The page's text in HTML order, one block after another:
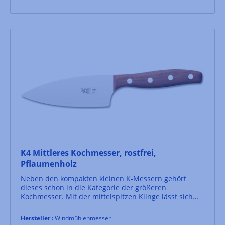
K4 Mittleres Kochmesser, rostfrei,
Pflaumenholz
Neben den kompakten kleinen K-Messern gehört
dieses schon in die Kategorie der größeren
Kochmesser. Mit der mittelspitzen Klinge lässt sich
edlem Pflaumenholz liegt sehr gut in der Hand.
Hersteller :Windmühlenmesser